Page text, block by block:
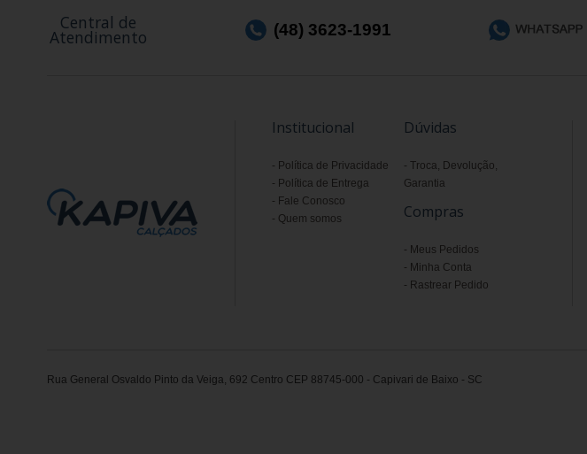
Central de
Atendimento (48) 3623-1991
Institucional
Política de Privacidade
Política de Entrega
Fale Conosco
Quem somos
Dúvidas
Troca, Devolução,
Garantia
Compras
Meus Pedidos
Minha Conta
Rastrear Pedido
Rua General Osvaldo Pinto da Veiga, 692 Centro CEP 88745-000 - Capivari de Baixo - SC